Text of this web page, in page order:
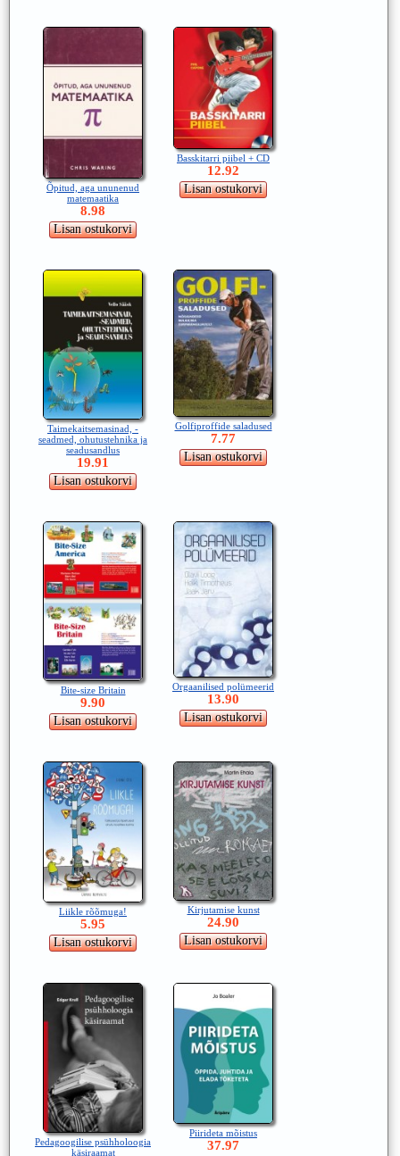
Õpitud, aga ununenud
matemaatika
8.98
Basskitarri piibel + CD
12.92
Taimekaitsemasinad, -
seadmed, ohutustehnika ja
seadusandlus
19.91
Golfiproffide saladused
7.77
Bite-size Britain
9.90
Orgaanilised polümeerid
13.90
Liikle rõõmuga!
5.95
Kirjutamise kunst
24.90
Pedagoogilise psühholoogia
käsiraamat
Piirideta mõistus
37.97